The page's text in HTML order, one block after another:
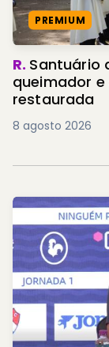
PREMIUM
R. Santuário
queimador e
restaurada
8 agosto 2026